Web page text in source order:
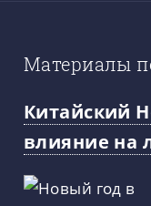
Материалы
Китайский
влияние на